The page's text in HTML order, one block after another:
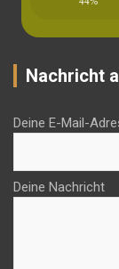
Nachricht
Deine E-Mail-
Deine Nachricht